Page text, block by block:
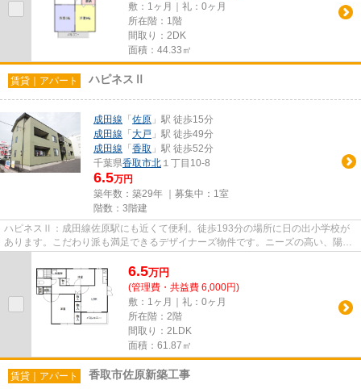
敷：1ヶ月｜礼：0ヶ月
所在階：1階
間取り：2DK
面積：44.33㎡
賃貸｜アパート ハピネスⅡ
成田線 「 佐原 」駅 徒歩15分
成田線 「 大戸 」駅 徒歩49分
成田線 「 香取 」駅 徒歩52分
千葉県香取市北 １丁目10-8
6.5万円
築年数：築29年 ｜募集中： 1室
階数：3階建
ハピネスⅡ：成田線佐原駅にも近くて便利。徒歩193分の場所に日の出小学校が
あります。こだわり派も満足できるデザイナーズ物件です。ニーズの高い、陽当
6.5万円
(管理費・共益費 6,000円)
敷：1ヶ月｜礼：0ヶ月
所在階：2階
間取り：2LDK
面積：61.87㎡
賃貸｜アパート 香取市佐原新築工事